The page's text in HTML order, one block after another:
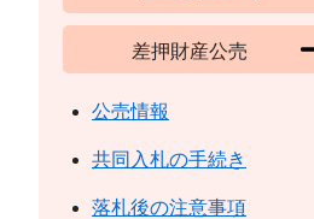
差押財産公売
公売情報
共同入札の手続き
落札後の注意事項